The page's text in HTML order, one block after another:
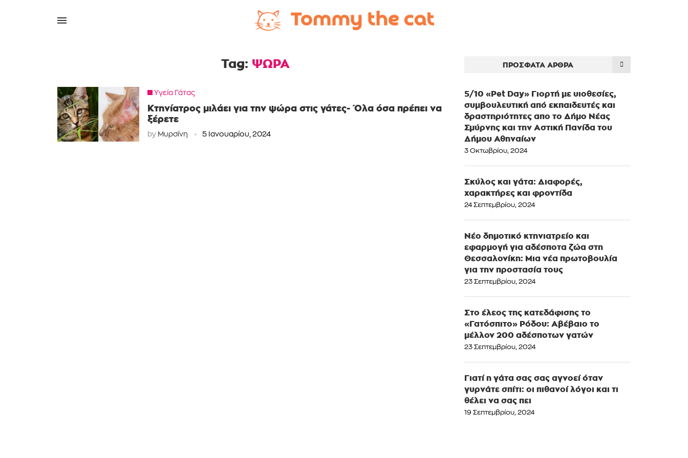
Tag: ΨΩΡΑ
Υγεία Γάτας
Κτηνίατρος μιλάει για την ψώρα στις γάτες- Όλα όσα πρέπει να
ξέρετε
by Μυρσίνη 5 Ιανουαρίου, 2024
ΠΡΌΣΦΑΤΑ ΆΡΘΡΑ
5/10 «Pet Day» Γιορτή με υιοθεσίες,
συμβουλευτική από εκπαιδευτές και
δραστηριότητες απο το Δήμο Νέας
Σμύρνης και την Αστική Πανίδα του
Δήμου Αθηναίων
3 Οκτωβρίου, 2024
Σκύλος και γάτα: Διαφορές,
χαρακτήρες και φροντίδα
24 Σεπτεμβρίου, 2024
Νέο δημοτικό κτηνιατρείο και
εφαρμογή για αδέσποτα ζώα στη
Θεσσαλονίκη: Μια νέα πρωτοβουλία
για την προστασία τους
23 Σεπτεμβρίου, 2024
Στο έλεος της κατεδάφισης το
«Γατόσπιτο» Ρόδου: Αβέβαιο το
μέλλον 200 αδέσποτων γατών
23 Σεπτεμβρίου, 2024
Γιατί η γάτα σας σας αγνοεί όταν
γυρνάτε σπίτι: οι πιθανοί λόγοι και τι
θέλει να σας πει
19 Σεπτεμβρίου, 2024